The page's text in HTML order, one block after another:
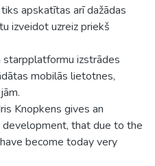
apskatītas arī dažādas
izveidot uzreiz priekš
starpplatformu izstrādes
mobilās lietotnes,
Knopkens gives an
that due to the
become today very